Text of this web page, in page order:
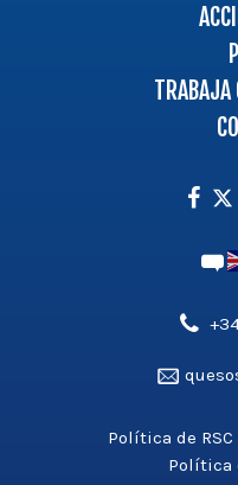
TRABAJA
?
Email',
Política de
Política